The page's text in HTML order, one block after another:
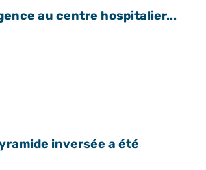
au centre hospitalier...
inversée a été